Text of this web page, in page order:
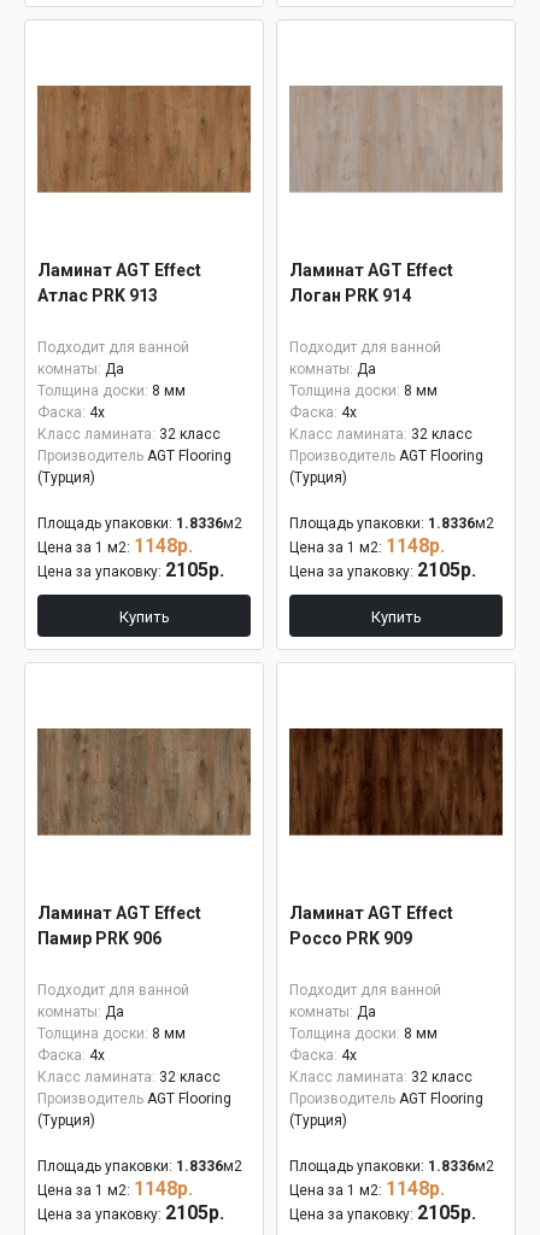
Ламинат AGT Effect
Атлас PRK 913
Подходит для ванной
комнаты: Да
Толщина доски: 8 мм
Фаска: 4x
Класс ламината: 32 класс
Производитель AGT Flooring
(Турция)
Площадь упаковки: 1.8336м2
Цена за 1 м2: 1148р.
Цена за упаковку: 2105р.
Купить
Ламинат AGT Effect
Логан PRK 914
Подходит для ванной
комнаты: Да
Толщина доски: 8 мм
Фаска: 4x
Класс ламината: 32 класс
Производитель AGT Flooring
(Турция)
Площадь упаковки: 1.8336м2
Цена за 1 м2: 1148р.
Цена за упаковку: 2105р.
Купить
Ламинат AGT Effect
Памир PRK 906
Подходит для ванной
комнаты: Да
Толщина доски: 8 мм
Фаска: 4x
Класс ламината: 32 класс
Производитель AGT Flooring
(Турция)
Площадь упаковки: 1.8336м2
Цена за 1 м2: 1148р.
Цена за упаковку: 2105р.
Ламинат AGT Effect
Россо PRK 909
Подходит для ванной
комнаты: Да
Толщина доски: 8 мм
Фаска: 4x
Класс ламината: 32 класс
Производитель AGT Flooring
(Турция)
Площадь упаковки: 1.8336м2
Цена за 1 м2: 1148р.
Цена за упаковку: 2105р.